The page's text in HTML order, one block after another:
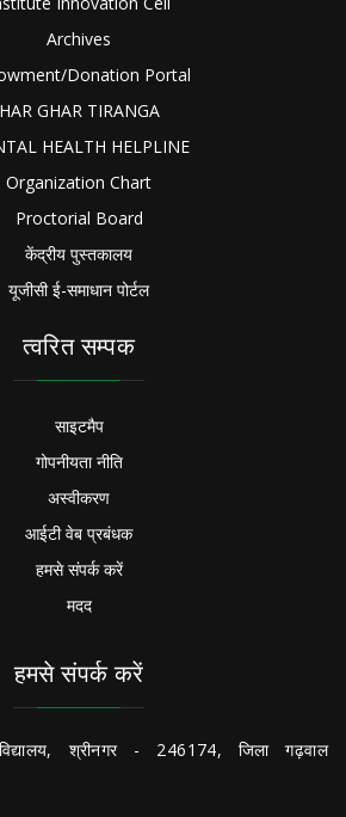
Archives
Donation Portal
HAR GHAR TIRANGA
HEALTH HELPLINE
Organization Chart
Proctorial Board
केंद्रीय पुस्तकालय
यूजीसी ई-समाधान पोर्टल
त्वरित सम्पक
साइटमैप
गोपनीयता नीति
अस्वीकरण
आईटी वेब प्रबंधक
हमसे संपर्क करें
मदद
हमसे संपर्क करें
श्रीनगर - 246174, जिला गढ़वाल